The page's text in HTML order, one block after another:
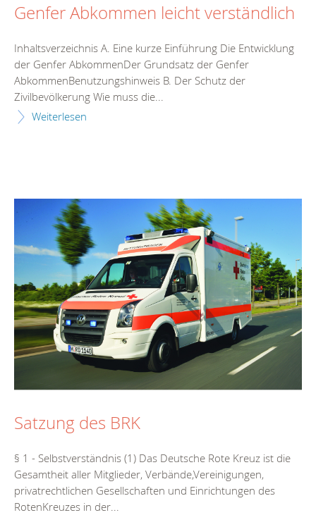
Genfer Abkommen leicht verständlich
Inhaltsverzeichnis A. Eine kurze Einführung Die Entwicklung
der Genfer AbkommenDer Grundsatz der Genfer
AbkommenBenutzungshinweis B. Der Schutz der
Zivilbevölkerung Wie muss die...
Weiterlesen
Satzung des BRK
§ 1 - Selbstverständnis (1) Das Deutsche Rote Kreuz ist die
Gesamtheit aller Mitglieder, Verbände,Vereinigungen,
privatrechtlichen Gesellschaften und Einrichtungen des
RotenKreuzes in der...